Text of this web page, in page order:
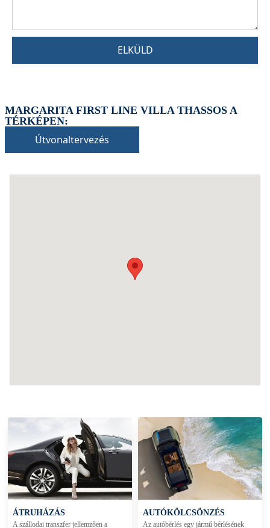
ELKÜLD
MARGARITA FIRST LINE VILLA THASSOS A
TÉRKÉPEN:
Útvonaltervezés
ÁTRUHÁZÁS
A szállodai transzfer jellemzően a
AUTÓKÖLCSÖNZÉS
Az autóbérlés egy jármű bérlésének